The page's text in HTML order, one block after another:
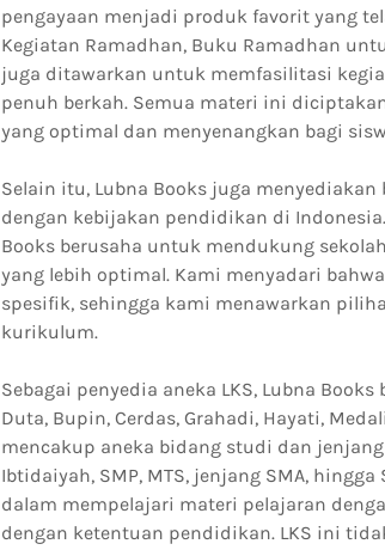
pengayaan menjadi produk favorit yang
Kegiatan Ramadhan, Buku Ramadhan
juga ditawarkan untuk memfasilitasi
penuh berkah. Semua materi ini
yang optimal dan menyenangkan bagi
Selain itu, Lubna Books juga
dengan kebijakan pendidikan di
Books berusaha untuk mendukung
yang lebih optimal. Kami menyadari
spesifik, sehingga kami menawarkan
kurikulum.
Sebagai penyedia aneka LKS, Lubna
Duta, Bupin, Cerdas, Grahadi, Hayati,
mencakup aneka bidang studi dan
Ibtidaiyah, SMP, MTS, jenjang SMA,
dalam mempelajari materi pelajaran
dengan ketentuan pendidikan. LKS ini